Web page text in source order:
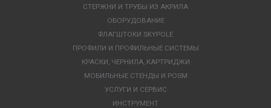
СТЕРЖНИ И ТРУБЫ ИЗ АКРИЛА
ОБОРУДОВАНИЕ
ФЛАГШТОКИ SKYPOLE
ПРОФИЛИ И ПРОФИЛЬНЫЕ СИСТЕМЫ
КРАСКИ, ЧЕРНИЛА, КАРТРИДЖИ
МОБИЛЬНЫЕ СТЕНДЫ И POSM
УСЛУГИ И СЕРВИС
ИНСТРУМЕНТ